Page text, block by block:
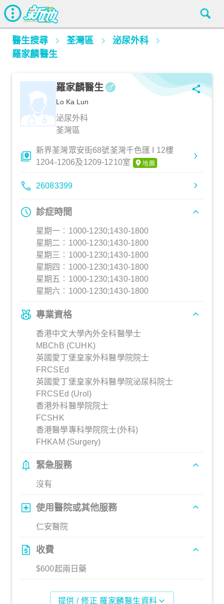
醫生搜尋 荃灣區
泌尿外科
羅家麟醫生
羅家麟醫生
Lo Ka Lun
泌尿外科
荃灣區
新界荃灣眾安街68號荃灣千色匯 I 12樓
1204-1206及1209-1210室
26083399
診症時間
星期一︰1000-1230;1430-1800
星期二︰1000-1230;1430-1800
星期三︰1000-1230;1430-1800
星期四︰1000-1230;1430-1800
星期五︰1000-1230;1430-1800
星期六︰1000-1230;1430-1800
專業資格
香港中文大學內外全科醫學士
MBChB (CUHK)
英國愛丁堡皇家外科醫學院院士
FRCSEd
英國愛丁堡皇家外科醫學院泌尿科院士
FRCSEd (Urol)
香港外科醫學院院士
FCSHK
香港醫學專科學院院士(外科)
FHKAM (Surgery)
緊急服務
沒有
使用醫院或其他服務
仁安醫院
收費
$600起兩日藥
提供 / 修正 羅家麟醫生資料